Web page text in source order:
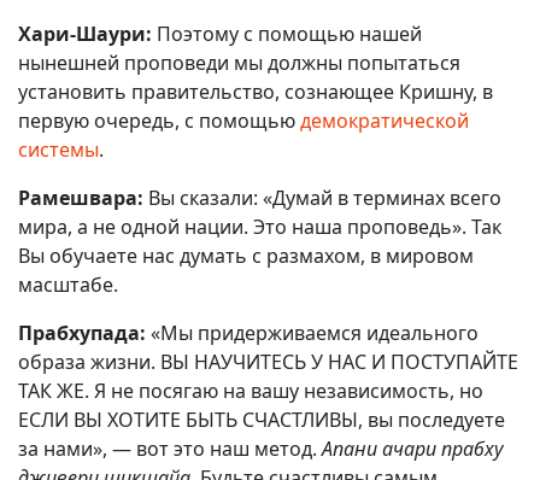
Хари-Шаури: Поэтому с помощью нашей
нынешней проповеди мы должны попытаться
установить правительство, сознающее Кришну, в
первую очередь, с помощьюдемократической
системы.
Рамешвара: Вы сказали: «Думай в терминах всего
мира, а не одной нации. Это наша проповедь». Так
Вы обучаете нас думать с размахом, в мировом
масштабе.
Прабхупада: «Мы придерживаемся идеального
образа жизни. ВЫ НАУЧИТЕСЬ У НАС И ПОСТУПАЙТЕ
ТАК ЖЕ. Я не посягаю на вашу независимость, но
ЕСЛИ ВЫ ХОТИТЕ БЫТЬ СЧАСТЛИВЫ, вы последуете
за нами», — вот это наш метод.Апани ачари прабху